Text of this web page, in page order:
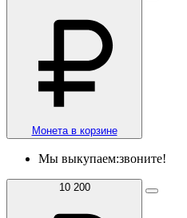
Монета в корзине
Мы выкупаем:звоните!
10 200